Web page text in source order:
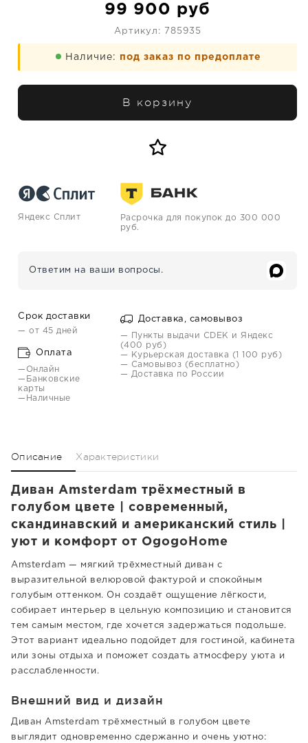
99 900 руб
Артикул: 785935
Наличие: под заказ по предоплате
В корзину
Яндекс Сплит
Расрочка для покупок до 300 000
руб.
Ответим на ваши вопросы.
Срок доставки
— от 45 дней
Оплата
—Онлайн
—Банковские
карты
—Наличные
Доставка, самовывоз
— Пункты выдачи CDEK и Яндекс
(400 руб)
— Курьерская доставка (1 100 руб)
— Самовывоз (бесплатно)
— Доставка по России
Описание Характеристики
Диван Amsterdam трёхместный в
голубом цвете | современный,
скандинавский и американский стиль |
уют и комфорт от OgogoHome
Amsterdam — мягкий трёхместный диван с
выразительной велюровой фактурой и спокойным
голубым оттенком. Он создаёт ощущение лёгкости,
собирает интерьер в цельную композицию и становится
тем самым местом, где хочется задержаться подольше.
Этот вариант идеально подойдет для гостиной, кабинета
или зоны отдыха и поможет создать атмосферу уюта и
расслабленности.
Внешний вид и дизайн
Диван Amsterdam трёхместный в голубом цвете
выглядит одновременно сдержанно и очень уютно: